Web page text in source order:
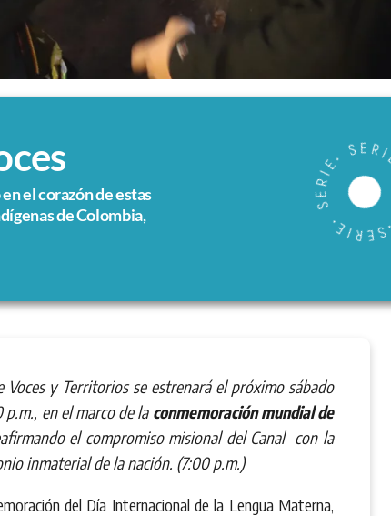
el corazón de estas
de Colombia,
Voces y Territorios se estrenará el próximo sábado
p.m., en el marco de la conmemoración mundial de
el compromiso misional del Canal con la
inmaterial de la nación. (7:00 p.m.)
del Día Internacional de la Lengua Materna,